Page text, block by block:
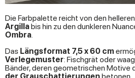
Die Farbpalette reicht von den
Argillabis hin zu den dunkleren
Ombra.
Das Längsformat 7,5 x 60 cm
Verlegemuster: Fischgrät oder
Bänder, deren geometrischen Motive